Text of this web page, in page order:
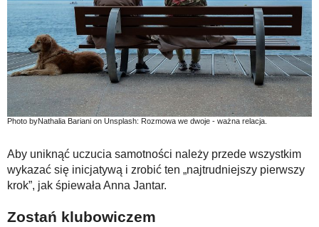
Photo byNathalia Bariani on Unsplash: Rozmowa we dwoje - ważna relacja.
Aby uniknąć uczucia samotności należy przede wszystkim
wykazać się inicjatywą i zrobić ten „najtrudniejszy pierwszy
krok”, jak śpiewała Anna Jantar.
Zostań klubowiczem